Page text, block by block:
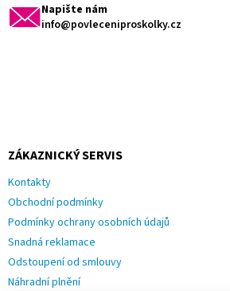
Napište nám
info@povleceniproskolky.cz
ZÁKAZNICKÝ SERVIS
Kontakty
Obchodní podmínky
Podmínky ochrany osobních údajů
Snadná reklamace
Odstoupení od smlouvy
Náhradní plnění